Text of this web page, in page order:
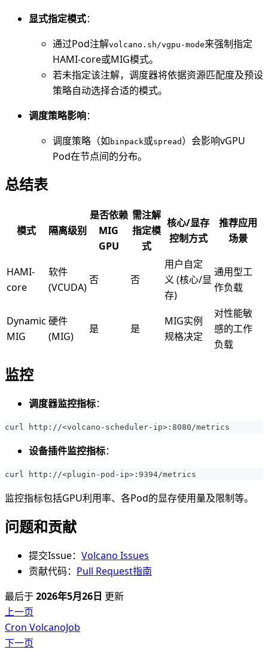
显式指定模式：
通过Pod注解volcano.sh/vgpu-mode来强制指定
HAMI-core或MIG模式。
若未指定该注解，调度器将依据资源匹配度及预设
策略自动选择合适的模式。
调度策略影响：
调度策略（如 binpack或spread ）会影响vGPU
Pod在节点间的分布。
总结表
模式 隔离级别
是否依赖
MIG
GPU
需注解
指定模
式
核心/显存
控制方式
推荐应用
场景
HAMI-
core
软件
(VCUDA)
否 否
用户自定
义 (核心/显
存)
通用型工
作负载
Dynamic
MIG
硬件
(MIG)
是 是
MIG实例
规格决定
对性能敏
感的工作
负载
监控
调度器监控指标：
curl http://<volcano-scheduler-ip>:8080/metrics
设备插件监控指标：
curl http://<plugin-pod-ip>:9394/metrics
监控指标包括GPU利用率、各Pod的显存使用量及限制等。
问题和贡献
提交Issue： Volcano Issues
贡献代码： Pull Request指南
最后于2026年5月26日 更新
上一页
Cron VolcanoJob
下一页